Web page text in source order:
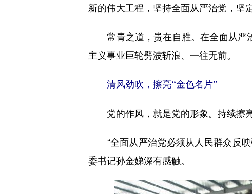
新的伟大工程，坚持全面从严治党，坚
常青之道，贵在自胜。在全面从严
主义事业巨轮劈波斩浪、一往无前。
清风劲吹，擦亮“金色名片”
党的作风，就是党的形象。持续擦亮
“全面从严治党必须从人民群众反映
委书记孙金娣深有感触。